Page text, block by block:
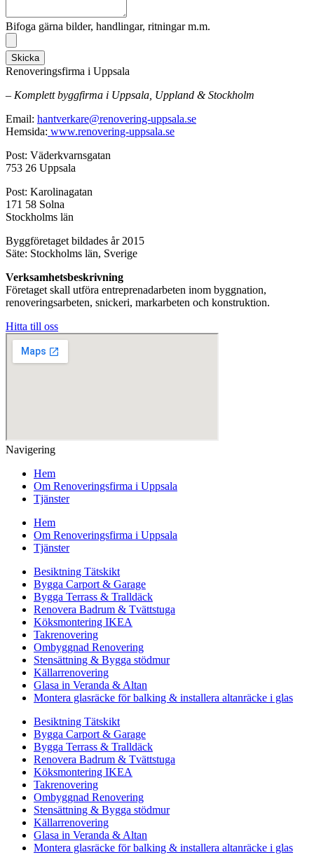
Bifoga gärna bilder, handlingar, ritningar m.m.
Skicka
Renoveringsfirma i Uppsala
– Komplett byggfirma i Uppsala, Uppland & Stockholm
Email: hantverkare@renovering-uppsala.se
Hemsida: www.renovering-uppsala.se
Post: Väderkvarnsgatan
753 26 Uppsala
Post: Karolinagatan
171 58 Solna
Stockholms län
Byggföretaget bildades år 2015
Säte: Stockholms län, Sverige
Verksamhetsbeskrivning
Företaget skall utföra entreprenadarbeten inom byggnation,
renoveringsarbeten, snickeri, markarbeten och konstruktion.
Hitta till oss
Navigering
Hem
Om Renoveringsfirma i Uppsala
Tjänster
Hem
Om Renoveringsfirma i Uppsala
Tjänster
Besiktning Tätskikt
Bygga Carport & Garage
Bygga Terrass & Tralldäck
Renovera Badrum & Tvättstuga
Köksmontering IKEA
Takrenovering
Ombyggnad Renovering
Stensättning & Bygga stödmur
Källarrenovering
Glasa in Veranda & Altan
Montera glasräcke för balking & installera altanräcke i glas
Besiktning Tätskikt
Bygga Carport & Garage
Bygga Terrass & Tralldäck
Renovera Badrum & Tvättstuga
Köksmontering IKEA
Takrenovering
Ombyggnad Renovering
Stensättning & Bygga stödmur
Källarrenovering
Glasa in Veranda & Altan
Montera glasräcke för balking & installera altanräcke i glas